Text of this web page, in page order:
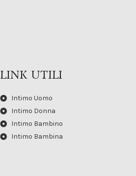
LINK UTILI
Intimo Uomo
Intimo Donna
Intimo Bambino
Intimo Bambina